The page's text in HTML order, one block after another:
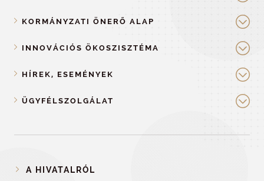
KORMÁNYZATI ÖNERŐ ALAP
INNOVÁCIÓS ÖKOSZISZTÉMA
HÍREK, ESEMÉNYEK
ÜGYFÉLSZOLGÁLAT
A HIVATALRÓL